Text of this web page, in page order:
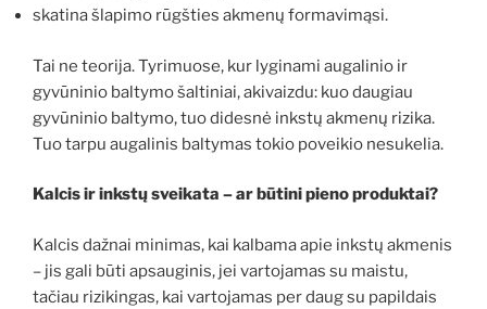
skatina šlapimo rūgšties akmenų formavimąsi.
Tai ne teorija. Tyrimuose, kur lyginami augalinio ir
gyvūninio baltymo šaltiniai, akivaizdu: kuo daugiau
gyvūninio baltymo, tuo didesnė inkstų akmenų rizika.
Tuo tarpu augalinis baltymas tokio poveikio nesukelia.
Kalcis ir inkstų sveikata – ar būtini pieno produktai?
Kalcis dažnai minimas, kai kalbama apie inkstų akmenis
– jis gali būti apsauginis, jei vartojamas su maistu,
tačiau rizikingas, kai vartojamas per daug su papildais